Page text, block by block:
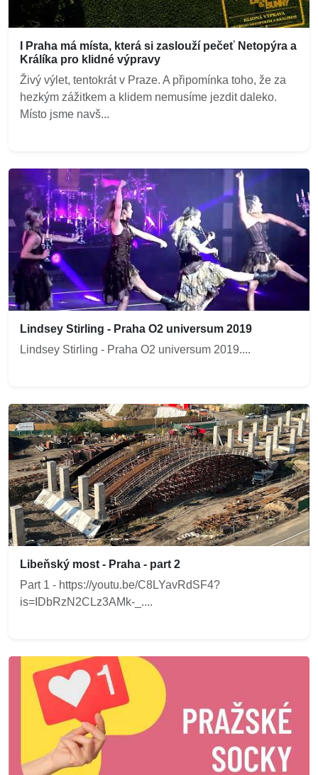
I Praha má místa, která si zaslouží pečeť Netopýra a
Králíka pro klidné výpravy
Živý výlet, tentokrát v Praze. A připomínka toho, že za
hezkým zážitkem a klidem nemusíme jezdit daleko.
Místo jsme navš...
Lindsey Stirling - Praha O2 universum 2019
Lindsey Stirling - Praha O2 universum 2019....
Libeňský most - Praha - part 2
Part 1 - https://youtu.be/C8LYavRdSF4?
is=IDbRzN2CLz3AMk-_....